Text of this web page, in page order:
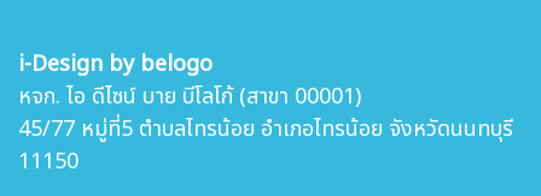
i-Design by belogo
หจก. ไอ ดีไซน์ บาย บีโลโก้ (สาขา 00001)
45/77 หมู่ที่5 ตำบลไทรน้อย อำเภอไทรน้อย จังหวัดนนทบุรี
11150